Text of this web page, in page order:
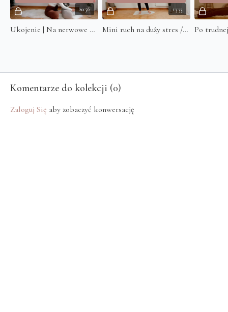
20:56
Ukojenie | Na nerwowe chwile / gdy nie możesz zasnąć
13:33
Mini ruch na duży stres / zamrożenie
Komentarze do kolekcji (0)
Zaloguj Się aby zobaczyć konwersację